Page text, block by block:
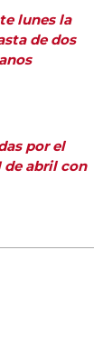
lunes la
de dos
por el
de abril con